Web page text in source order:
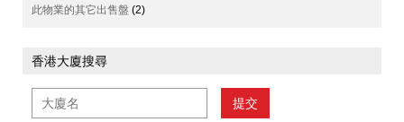
此物業的其它出售盤 (2)
香港大廈搜尋
提交